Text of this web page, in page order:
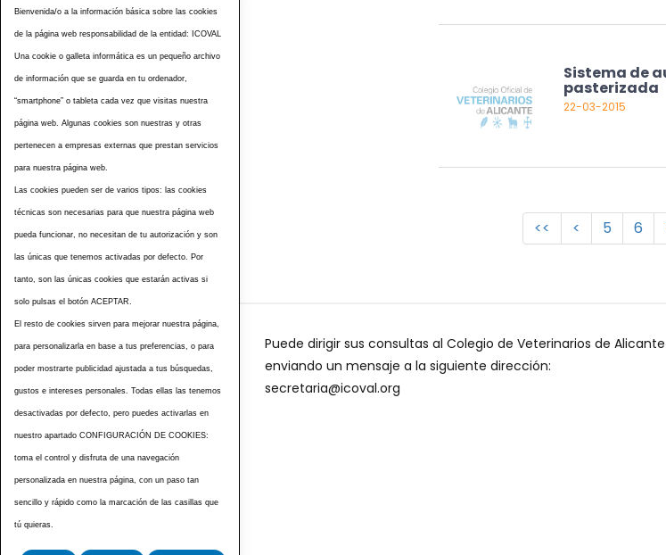
Sistema de
pasterizada
22-03-2015
<< < 5 6
Puede dirigir sus consultas al Colegio de Veterinarios de Alicante
enviando un mensaje a la siguiente dirección:
secretaria@icoval.org
Bienvenida/o a la información básica sobre las cookies
de la página web responsabilidad de la entidad: ICOVAL
Una cookie o galleta informática es un pequeño archivo
de información que se guarda en tu ordenador,
“smartphone” o tableta cada vez que visitas nuestra
página web. Algunas cookies son nuestras y otras
pertenecen a empresas externas que prestan servicios
para nuestra página web.
Las cookies pueden ser de varios tipos: las cookies
técnicas son necesarias para que nuestra página web
pueda funcionar, no necesitan de tu autorización y son
las únicas que tenemos activadas por defecto. Por
tanto, son las únicas cookies que estarán activas si
solo pulsas el botón ACEPTAR.
El resto de cookies sirven para mejorar nuestra página,
para personalizarla en base a tus preferencias, o para
poder mostrarte publicidad ajustada a tus búsquedas,
gustos e intereses personales. Todas ellas las tenemos
desactivadas por defecto, pero puedes activarlas en
nuestro apartado CONFIGURACIÓN DE COOKIES:
toma el control y disfruta de una navegación
personalizada en nuestra página, con un paso tan
sencillo y rápido como la marcación de las casillas que
tú quieras.